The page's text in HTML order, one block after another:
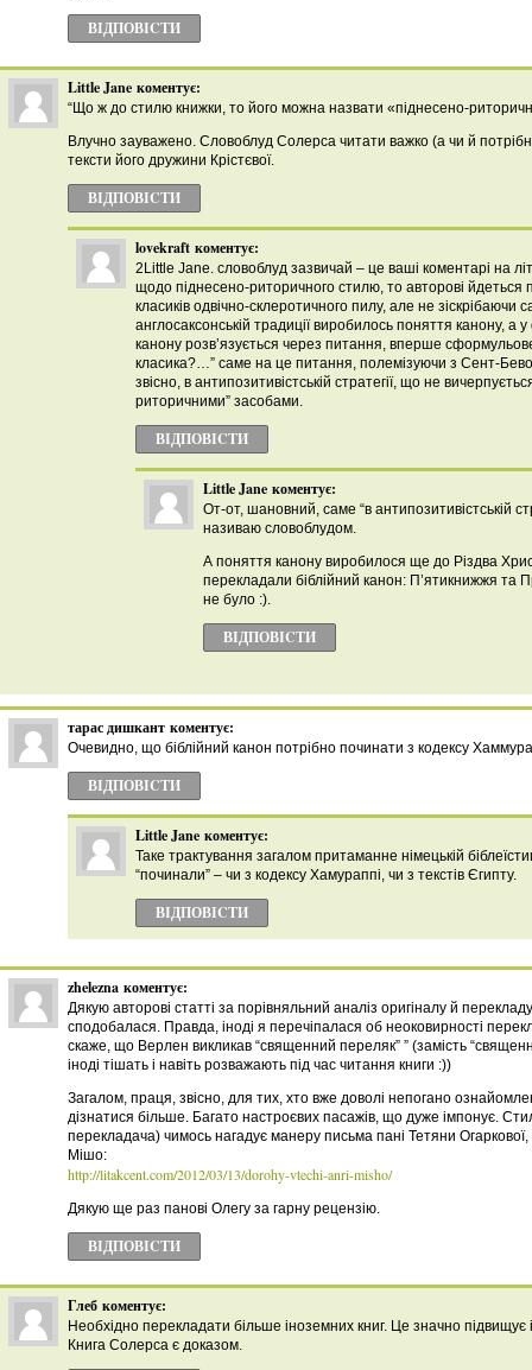
ВІДПОВІCТИ
Little Jane коментує:
“Що ж до стилю книжки, то його можна назвати «піднесено-
Влучно зауважено. Словоблуд Солерса читати важко (а чи й
тексти його дружини Крістєвої.
ВІДПОВІCТИ
lovekraft коментує:
2Little Jane. словоблуд зазвичай – це ваші коментарі на
щодо піднесено-риторичного стилю, то авторові йдеться
класиків одвічно-склеротичного пилу, але не зіскрібаючи
англосаксонській традиції виробилось поняття канону, а
канону розв’язується через питання, вперше
класика?…” саме на це питання, полемізуючи з Сент-
звісно, в антипозитивістській стратегії, що не
риторичними” засобами.
ВІДПОВІCТИ
Little Jane коментує:
От-от, шановний, саме “в антипозитивістській
називаю словоблудом.
А поняття канону виробилося ще до Різдва
перекладали біблійний канон: П’ятикнижжя та
не було :).
ВІДПОВІCТИ
тарас дишкант коментує:
Очевидно, що біблійний канон потрібно починати з кодексу
ВІДПОВІCТИ
Little Jane коментує:
Таке трактування загалом притаманне німецькій
“починали” – чи з кодексу Хамураппі, чи з текстів Єгипту.
ВІДПОВІCТИ
zhelezna коментує:
Дякую авторові статті за порівняльний аналіз оригіналу й
сподобалася. Правда, іноді я перечіпалася об неоковирності
скаже, що Верлен викликав “священний переляк” ” (замість
іноді тішать і навіть розважають під час читання книги :))
Загалом, праця, звісно, для тих, хто вже доволі непогано
дізнатися більше. Багато настроєвих пасажів, що дуже імпонує.
перекладача) чимось нагадує манеру письма пані Тетяни Огаркової,
Мішо:
http://litakcent.com/2012/03/13/dorohy-vtechi-anri-misho/
Дякую ще раз панові Олегу за гарну рецензію.
ВІДПОВІCТИ
Глеб коментує:
Необхідно перекладати більше іноземних книг. Це значно підвищує
Книга Солерса є доказом.